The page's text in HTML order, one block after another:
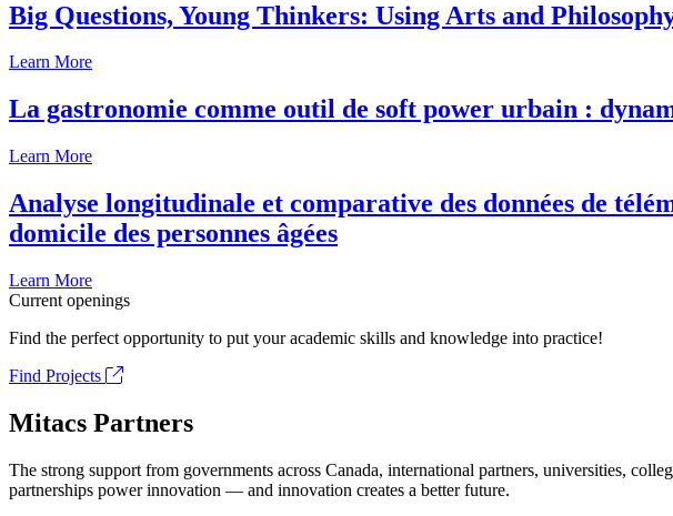
Big Questions, Young Thinkers: Using Arts and
Learn More
La gastronomie comme outil de soft power urbain :
Learn More
Analyse longitudinale et comparative des données de
domicile des personnes âgées
Learn More
Current openings
Find the perfect opportunity to put your academic skills and knowledge into practice!
Find Projects
Mitacs Partners
The strong support from governments across Canada, international partners, universities,
partnerships power innovation — and innovation creates a better future.